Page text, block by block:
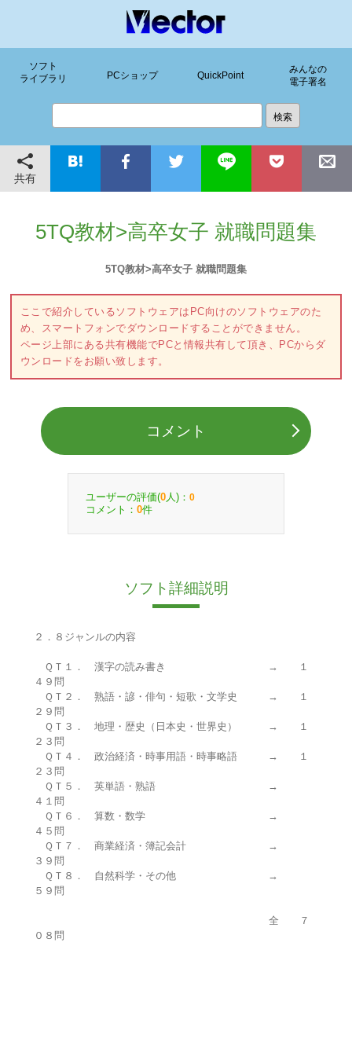
ソフト
ライブラリ
PCショップ QuickPoint
みんなの
電子署名
共有
5TQ教材>高卒女子 就職問題集
5TQ教材>高卒女子 就職問題集
ここで紹介しているソフトウェアはPC向けのソフトウェアのた
め、スマートフォンでダウンロードすることができません。
ページ上部にある共有機能でPCと情報共有して頂き、PCからダ
ウンロードをお願い致します。
コメント
ユーザーの評価(0 人)： 0
コメント： 0件
ソフト詳細説明
２．８ジャンルの内容
ＱＴ１． 漢字の読み書き → １
４９問
ＱＴ２． 熟語・諺・俳句・短歌・文学史 → １
２９問
ＱＴ３． 地理・歴史（日本史・世界史） → １
２３問
ＱＴ４． 政治経済・時事用語・時事略語 → １
２３問
ＱＴ５． 英単語・熟語 →
４１問
ＱＴ６． 算数・数学 →
４５問
ＱＴ７． 商業経済・簿記会計 →
３９問
ＱＴ８． 自然科学・その他 →
５９問
全 ７
０８問